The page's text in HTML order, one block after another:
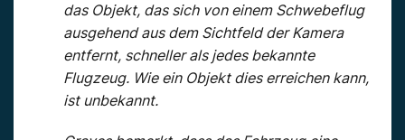
das Objekt, das sich von einem Schwebeflug
ausgehend aus dem Sichtfeld der Kamera
entfernt, schneller als jedes bekannte
Flugzeug. Wie ein Objekt dies erreichen kann,
ist unbekannt.